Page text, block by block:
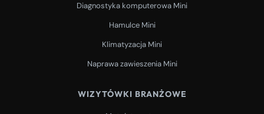
Diagnostyka komputerowa Mini
Hamulce Mini
Klimatyzacja Mini
Naprawa zawieszenia Mini
WIZYTÓWKI BRANŻOWE